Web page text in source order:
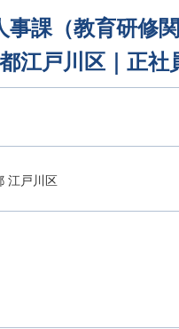
課（教育研修
江戸川区｜正社
江戸川区